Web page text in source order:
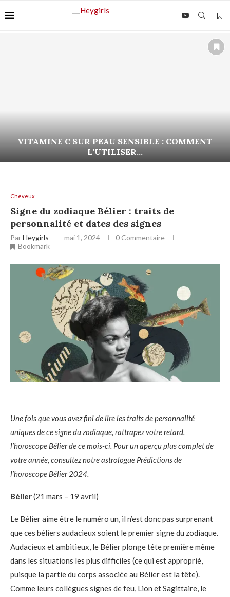
VITAMINE C SUR PEAU SENSIBLE : COMMENT
L’UTILISER...
Cheveux
Signe du zodiaque Bélier : traits de
personnalité et dates des signes
ParHeygirls mai 1, 2024
0 Commentaire
Bookmark
Une fois que vous avez fini de lire les traits de personnalité
uniques de ce signe du zodiaque, rattrapez votre retard.
l’horoscope Bélier de ce mois-ci. Pour un aperçu plus complet de
votre année, consultez notre astrologue Prédictions de
l’horoscope Bélier 2024.
Bélier(21 mars – 19 avril)
Le Bélier aime être le numéro un, il n’est donc pas surprenant
que ces béliers audacieux soient le premier signe du zodiaque.
Audacieux et ambitieux, le Bélier plonge tête première même
dans les situations les plus difficiles (ce qui est approprié,
puisque la partie du corps associée au Bélier est la tête).
Comme leurs collègues signes de feu, Lion et Sagittaire, le